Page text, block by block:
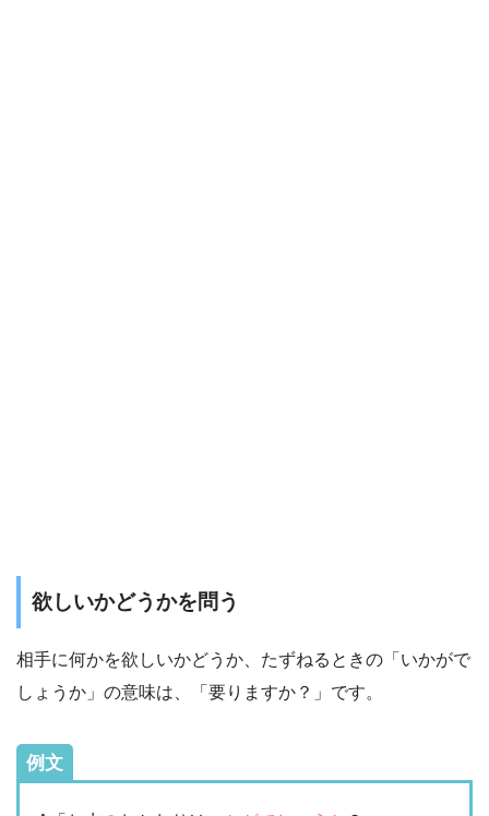
欲しいかどうかを問う
相手に何かを欲しいかどうか、たずねるときの「いかがで
しょうか」の意味は、「要りますか？」です。
例文